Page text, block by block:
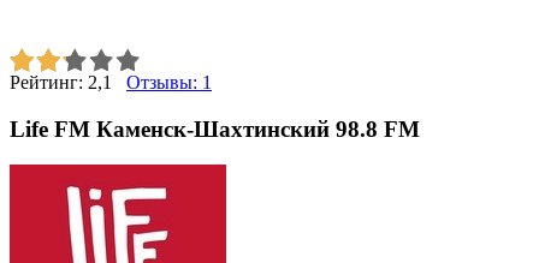
Рейтинг: 2,1 Отзывы: 1
Life FM Каменск-Шахтинский 98.8 FM